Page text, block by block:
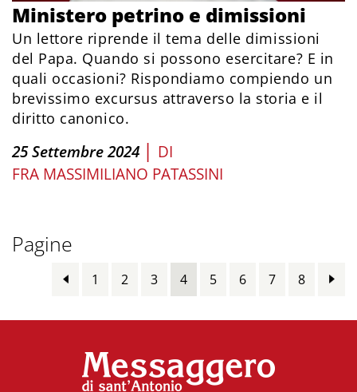
Ministero petrino e dimissioni
Un lettore riprende il tema delle dimissioni
del Papa. Quando si possono esercitare? E in
quali occasioni? Rispondiamo compiendo un
brevissimo excursus attraverso la storia e il
diritto canonico.
25 Settembre 2024 | DI
FRA MASSIMILIANO PATASSINI
Pagine
1 2 3 4 5 6 7 8